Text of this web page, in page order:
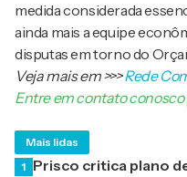
medida considerada
ainda mais a equipe
disputas em torno do
Veja mais em>>>Rede
Entre em contato
Mais lidas
1 Prisco critica plano